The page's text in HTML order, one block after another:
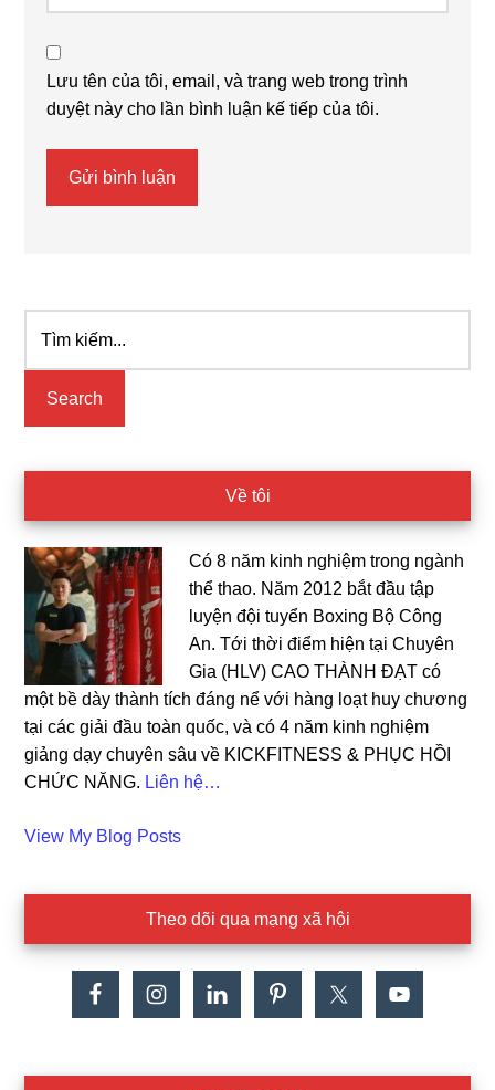
Lưu tên của tôi, email, và trang web trong trình
duyệt này cho lần bình luận kế tiếp của tôi.
Primary
Sidebar
kiếm...
Về tôi
Có 8 năm kinh nghiệm trong ngành
thể thao. Năm 2012 bắt đầu tập
luyện đội tuyển Boxing Bộ Công
An. Tới thời điểm hiện tại Chuyên
Gia (HLV) CAO THÀNH ĐẠT có
một bề dày thành tích đáng nể với hàng loạt huy chương
tại các giải đầu toàn quốc, và có 4 năm kinh nghiệm
giảng dạy chuyên sâu về KICKFITNESS & PHỤC HỒI
CHỨC NĂNG. Liên hệ…
Cao
View My Blog Posts
Theo dõi qua mạng xã hội